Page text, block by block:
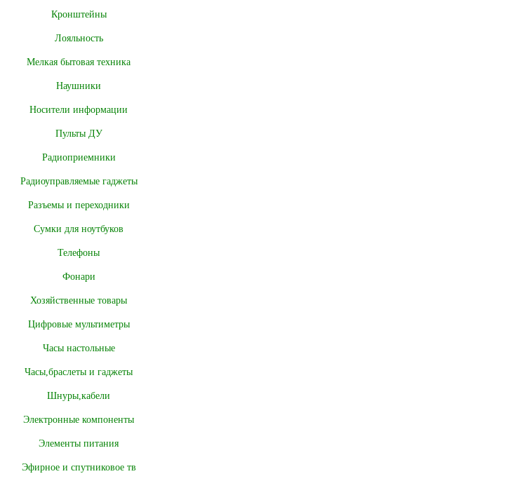
Кронштейны
Лояльность
Мелкая бытовая техника
Наушники
Носители информации
Пульты ДУ
Радиоприемники
Радиоуправляемые гаджеты
Разъемы и переходники
Сумки для ноутбуков
Телефоны
Фонари
Хозяйственные товары
Цифровые мультиметры
Часы настольные
Часы,браслеты и гаджеты
Шнуры,кабели
Электронные компоненты
Элементы питания
Эфирное и спутниковое тв